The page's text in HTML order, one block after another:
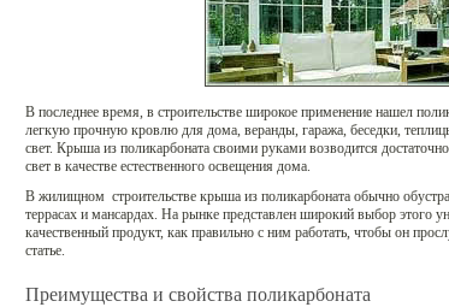
В последнее время, в строительстве широкое применение нашел
легкую прочную кровлю для дома, веранды, гаража, беседки,
свет. Крыша из поликарбоната своими руками возводится
свет в качестве естественного освещения дома.
В жилищном строительстве крыша из поликарбоната обычно
террасах и мансардах. На рынке представлен широкий выбор этого
качественный продукт, как правильно с ним работать, чтобы он
статье.
Преимущества и свойства поликарбоната